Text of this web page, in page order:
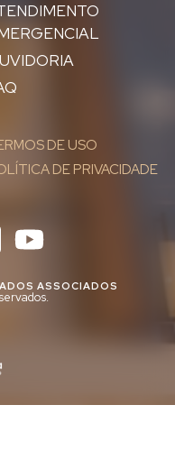
DE USO
DE PRIVACIDADE
ASSOCIADOS